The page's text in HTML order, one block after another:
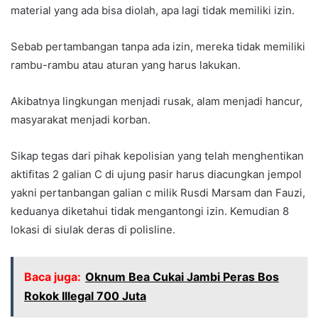
material yang ada bisa diolah, apa lagi tidak memiliki izin.
Sebab pertambangan tanpa ada izin, mereka tidak memiliki
rambu-rambu atau aturan yang harus lakukan.
Akibatnya lingkungan menjadi rusak, alam menjadi hancur,
masyarakat menjadi korban.
Sikap tegas dari pihak kepolisian yang telah menghentikan
aktifitas 2 galian C di ujung pasir harus diacungkan jempol
yakni pertanbangan galian c milik Rusdi Marsam dan Fauzi,
keduanya diketahui tidak mengantongi izin. Kemudian 8
lokasi di siulak deras di polisline.
Baca juga: Oknum Bea Cukai Jambi Peras Bos
Rokok Illegal 700 Juta